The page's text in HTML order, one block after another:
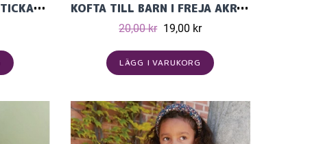
MOBY SWEATER BABY STICKAD I DOUBLE SUNDAY KOFTA TILL BARN I FREJA AKRYLGARN FRÅN SVARTA FÅRE
20,00 kr 19,00 kr
LÄGG I VARUKORG